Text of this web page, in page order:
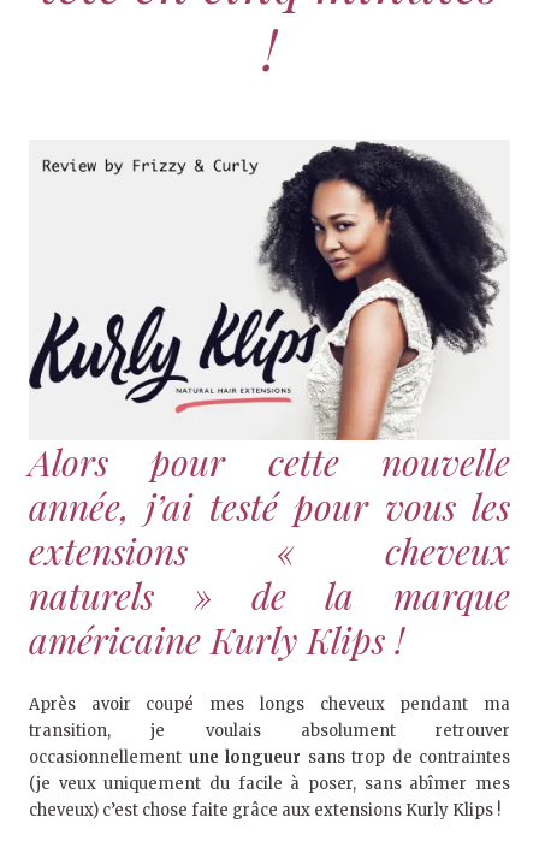
!
Alors pour cette nouvelle
année, j’ai testé pour vous les
extensions « cheveux
naturels » de la marque
américaine Kurly Klips !
Après avoir coupé mes longs cheveux pendant ma
transition, je voulais absolument retrouver
occasionnellement une longueur sans trop de contraintes
(je veux uniquement du facile à poser, sans abîmer mes
cheveux) c’est chose faite grâce aux extensions Kurly Klips !